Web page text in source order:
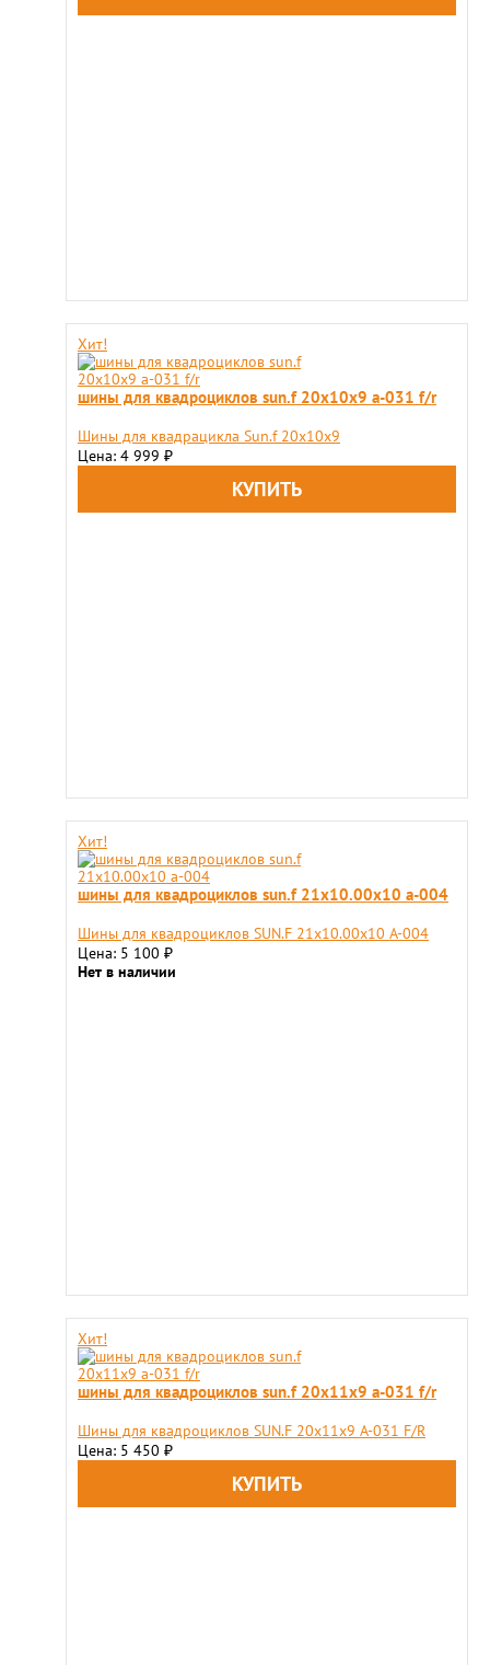
Хит!
шины для квадроциклов sun.f 20х10х9 a-031 f/r
Шины для квадрацикла Sun.f 20х10х9
Цена: 4 999 ₽
Хит!
шины для квадроциклов sun.f 21х10.00х10 a-004
Шины для квадроциклов SUN.F 21х10.00х10 A-004
Цена: 5 100 ₽
Нет в наличии
Хит!
шины для квадроциклов sun.f 20х11х9 a-031 f/r
Шины для квадроциклов SUN.F 20х11х9 A-031 F/R
Цена: 5 450 ₽